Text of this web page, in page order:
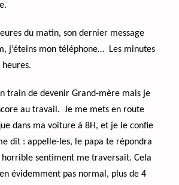
du matin, son dernier message
j’éteins mon téléphone… Les minutes
heures.
train de devenir Grand-mère mais je
au travail. Je me mets en route
dans ma voiture à 8H, et je le confie
dit : appelle-les, le papa te répondra
horrible sentiment me traversait. Cela
évidemment pas normal, plus de 4